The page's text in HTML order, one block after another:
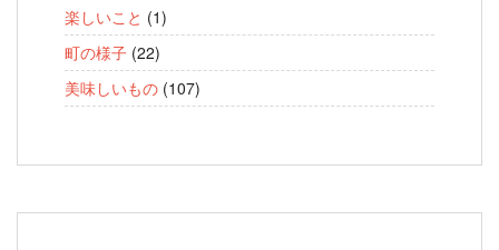
楽しいこと (1)
町の様子 (22)
美味しいもの (107)